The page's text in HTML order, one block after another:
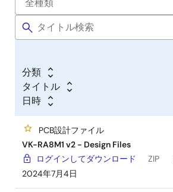
分類
タイトル
日時
PCB設計ファイル
VK-RA8M1 v2 - Design Files
ログインしてダウンロード
ZIP
2024年7月4日